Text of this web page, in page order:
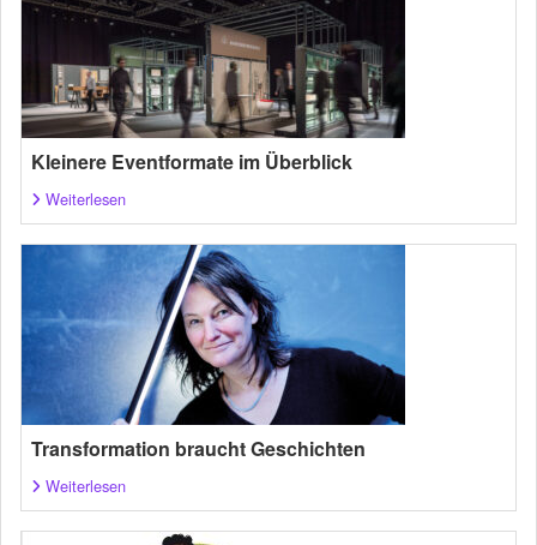
Kleinere Eventformate im Überblick
Weiterlesen
Transformation braucht Geschichten
Weiterlesen